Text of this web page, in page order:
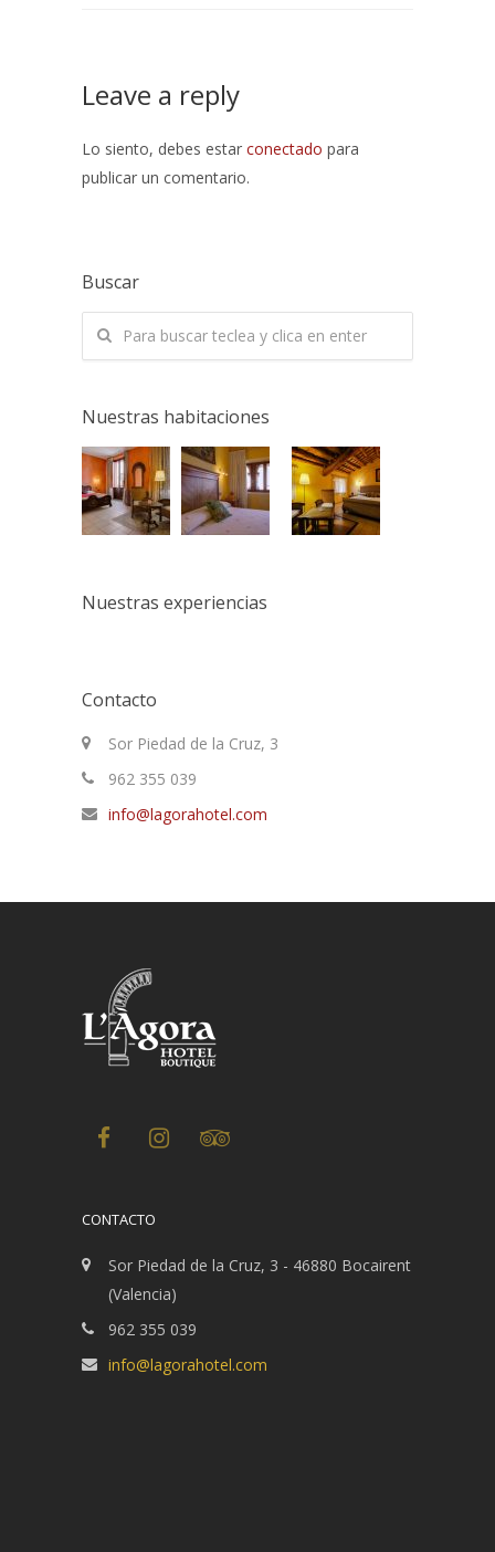
Leave a reply
Lo siento, debes estar conectado para
publicar un comentario.
Buscar
Nuestras habitaciones
Nuestras experiencias
Contacto
Sor Piedad de la Cruz, 3
962 355 039
info@lagorahotel.com
CONTACTO
Sor Piedad de la Cruz, 3 - 46880 Bocairent
(Valencia)
962 355 039
info@lagorahotel.com